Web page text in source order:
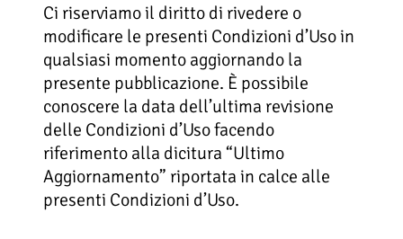
Ci riserviamo il diritto di rivedere o
modificare le presenti Condizioni d’Uso in
qualsiasi momento aggiornando la
presente pubblicazione. È possibile
conoscere la data dell’ultima revisione
delle Condizioni d’Uso facendo
riferimento alla dicitura “Ultimo
Aggiornamento” riportata in calce alle
presenti Condizioni d’Uso.